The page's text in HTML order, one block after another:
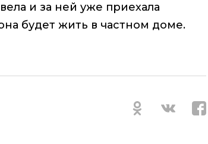
и за ней уже приехала
будет жить в частном доме.